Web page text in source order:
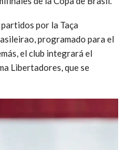
por la Taça
programado para el
el club integrará el
Libertadores, que se